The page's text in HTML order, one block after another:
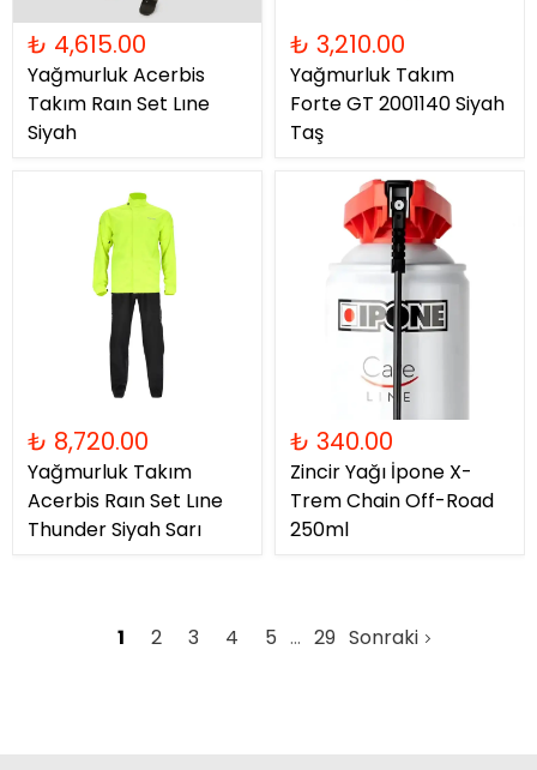
₺ 4,615.00
Yağmurluk Acerbis
Takım Raın Set Lıne
Siyah
₺ 3,210.00
Yağmurluk Takım
Forte GT 2001140 Siyah
Taş
₺ 8,720.00
Yağmurluk Takım
Acerbis Raın Set Lıne
Thunder Siyah Sarı
₺ 340.00
Zincir Yağı İpone X-
Trem Chain Off-Road
250ml
1 2 3 4 5 29 Sonraki